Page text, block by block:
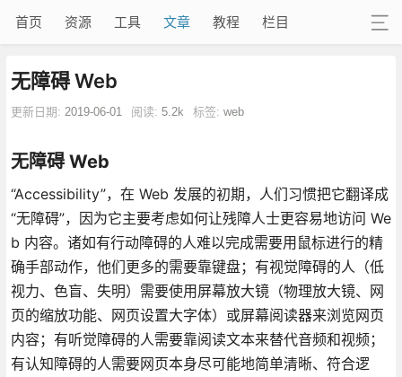
首页 资源 工具 文章 教程 栏目
无障碍 Web
更新日期: 2019-06-01 阅读: 5.2k 标签: web
无障碍 Web
“Accessibility”，在 Web 发展的初期，人们习惯把它翻译成
“无障碍”，因为它主要考虑如何让残障人士更容易地访问 We
b 内容。诸如有行动障碍的人难以完成需要用鼠标进行的精
确手部动作，他们更多的需要靠键盘；有视觉障碍的人（低
视力、色盲、失明）需要使用屏幕放大镜（物理放大镜、网
页的缩放功能、网页设置大字体）或屏幕阅读器来浏览网页
内容；有听觉障碍的人需要靠阅读文本来替代音频和视频；
有认知障碍的人需要网页本身尽可能地简单清晰、符合逻